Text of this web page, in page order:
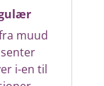
muud
i-en til